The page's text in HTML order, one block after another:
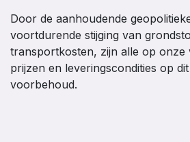
Door de aanhoudende
voortdurende stijging van
transportkosten, zijn alle op onze
prijzen en leveringscondities op
voorbehoud.